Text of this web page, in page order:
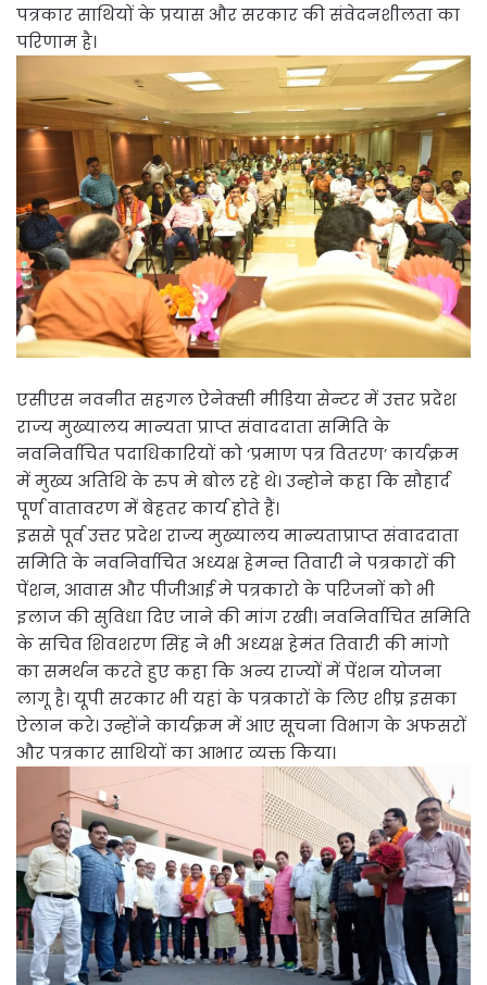
पत्रकार साथियों के प्रयास और सरकार की संवेदनशीलता का
परिणाम है।
एसीएस नवनीत सहगल ऐनेक्सी मीडिया सेन्टर में उत्तर प्रदेश
राज्य मुख्यालय मान्यता प्राप्त संवाददाता समिति के
नवनिर्वाचित पदाधिकारियों को ‘प्रमाण पत्र वितरण’ कार्यक्रम
में मुख्य अतिथि के रुप मे बोल रहे थे। उन्होने कहा कि सौहार्द
पूर्ण वातावरण में बेहतर कार्य होते हैं।
इससे पूर्व उत्तर प्रदेश राज्य मुख्यालय मान्यताप्राप्त संवाददाता
समिति के नवनिर्वाचित अध्यक्ष हेमन्त तिवारी ने पत्रकारों की
पेंशन, आवास और पीजीआई मे पत्रकारो के परिजनों को भी
इलाज की सुविधा दिए जाने की मांग रखी। नवनिर्वाचित समिति
के सचिव शिवशरण सिंह ने भी अध्यक्ष हेमंत तिवारी की मांगो
का समर्थन करते हुए कहा कि अन्य राज्यों में पेंशन योजना
लागू है। यूपी सरकार भी यहां के पत्रकारों के लिए शीघ्र इसका
ऐलान करे। उन्होंने कार्यक्रम में आए सूचना विभाग के अफसरों
और पत्रकार साथियों का आभार व्यक्त किया।